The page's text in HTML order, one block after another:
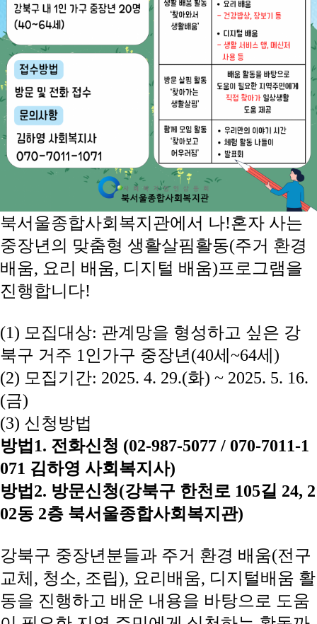
북서울종합사회복지관에서 나!혼자 사는
중장년의 맞춤형 생활살핌활동(주거 환경
배움, 요리 배움, 디지털 배움)프로그램을
진행합니다!
(1) 모집대상: 관계망을 형성하고 싶은 강
북구 거주 1 인가구 중장년(40세 ~64세 )
(2) 모집기간: 2025. 4. 29.(화) ~ 2025. 5. 16.
(금)
(3) 신청방법
방법 1. 전화신청 (02-987-5077 / 070-7011-1
071 김하영 사회복지사)
방법 2. 방문신청(강북구 한천로 105길 24, 2
02동 2층 북서울종합사회복지관)
강북구 중장년분들과 주거 환경 배움(전구
교체 , 청소, 조립), 요리배움, 디지털배움 활
동을 진행하고 배운 내용을 바탕으로 도움